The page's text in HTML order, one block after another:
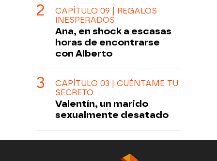
CAPÍTULO 09 | REGALOS
INESPERADOS
Ana, en shock a escasas
horas de encontrarse
con Alberto
CAPÍTULO 03 | CUÉNTAME TU
SECRETO
Valentín, un marido
sexualmente desatado